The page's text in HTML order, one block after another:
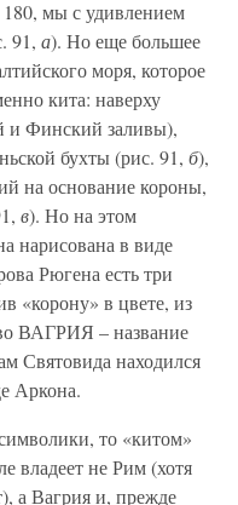
180, мы с удивлением
91, а). Но еще большее
моря, которое
кита: наверху
и Финский заливы),
бухты (рис. 91, б),
на основание короны,
в). Но на этом
нарисована в виде
Рюгена есть три
«корону» в цвете, из
ВАГРИЯ – название
Святовида находился
Аркона.
то «китом»
владеет не Рим (хотя
а Вагрия и, прежде